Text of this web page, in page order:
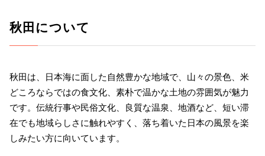
秋田について
秋田は、日本海に面した自然豊かな地域で、山々の景色、米
どころならではの食文化、素朴で温かな土地の雰囲気が魅力
です。伝統行事や民俗文化、良質な温泉、地酒など、短い滞
在でも地域らしさに触れやすく、落ち着いた日本の風景を楽
しみたい方に向いています。